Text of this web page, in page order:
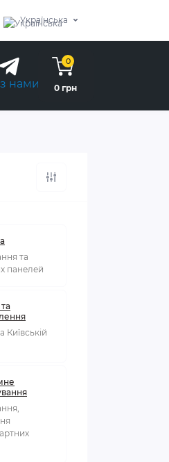
Українська
нами
0
0 грн
та
панелей
Київській